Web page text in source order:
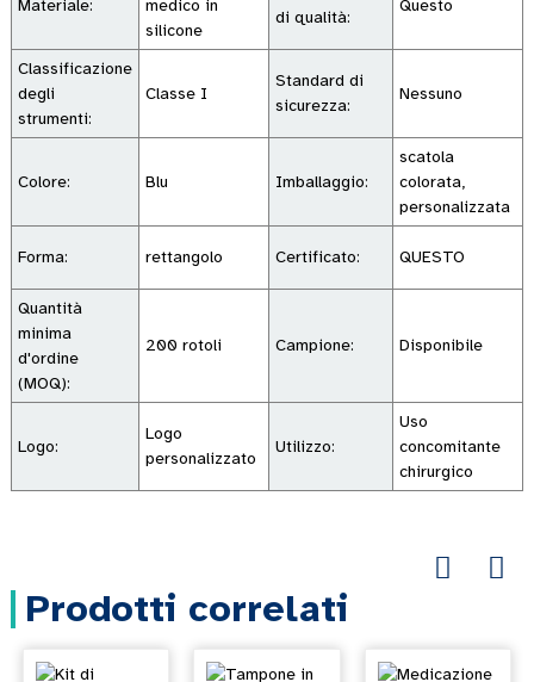
Materiale:
medico in
silicone
di qualità:
Questo
Classificazione
degli
strumenti:
Classe I
Standard di
sicurezza:
Nessuno
Colore: Blu Imballaggio:
scatola
colorata,
personalizzata
Forma: rettangolo Certificato: QUESTO
Quantità
minima
d'ordine
(MOQ):
200 rotoli Campione: Disponibile
Logo:
Logo
personalizzato
Utilizzo:
Uso
concomitante
chirurgico
Prodotti correlati